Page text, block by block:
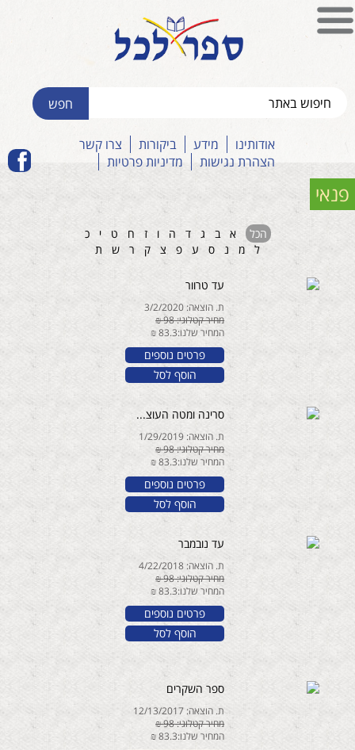
אודותינו מידע ביקורות
צרו קשר
הצהרת נגישות
מדיניות פרטיות
פנאי
הכל א ב ג ד ה ו ז ח ט י
כ
ל
מ נ ס ע פ צ ק ר ש ת
עד טרוור
ת. הוצאה: 3/2/2020
מחיר קטלוגי: 98 ₪
המחיר שלנו:83.3 ₪
פרטים נוספים
הוסף לסל
סרינה ומטה העוצ...
ת. הוצאה: 1/29/2019
מחיר קטלוגי: 98 ₪
המחיר שלנו:83.3 ₪
פרטים נוספים
הוסף לסל
עד נובמבר
ת. הוצאה: 4/22/2018
מחיר קטלוגי: 98 ₪
המחיר שלנו:83.3 ₪
פרטים נוספים
הוסף לסל
ספר השקרים
ת. הוצאה: 12/13/2017
מחיר קטלוגי: 98 ₪
המחיר שלנו:83.3 ₪